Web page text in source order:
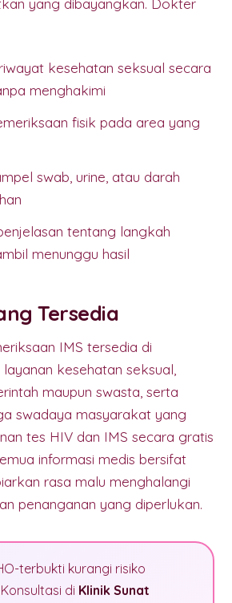
yang dibayangkan. Dokter
kesehatan seksual secara
menghakimi
fisik pada area yang
swab, urine, atau darah
tentang langkah
menunggu hasil
Tersedia
IMS tersedia di
kesehatan seksual,
maupun swasta, serta
swadaya masyarakat yang
tes HIV dan IMS secara gratis
informasi medis bersifat
rasa malu menghalangi
penanganan yang diperlukan.
terbukti kurangi risiko
di Klinik Sunat